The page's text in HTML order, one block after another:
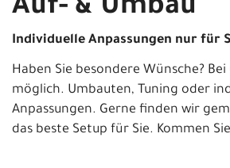
Auf- & Umbau
Individuelle Anpassungen nur für
Haben Sie besondere Wünsche?
möglich. Umbauten, Tuning oder
Anpassungen. Gerne finden wir
das beste Setup für Sie. Kommen